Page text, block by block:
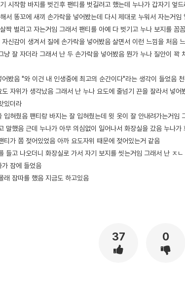
시작함 바지를 벗긴후 팬티를 벗길려고 했는데 누나가 갑자기 엎
서 똥꼬에 새끼 손가락을 넣어봤는데 다시 제대로 누워서 자는거임
짝 벌리고 자는거임 그래서 팬티를 아예 다 벗기고 누나 보지를 꼼
신감이 생겨서 질에 손가락을 넣어봤음 살면서 이런 느낌을 처음
냥 잘 자더라 그래서 난 두 손가락을 넣어봤음 뭔가 누나 질안이 꽉
봤음 "와 이건 내 인생중에 최고의 순간이다"라는 생각이 들었음
자위가 생각났음 그래서 난 누나 요도에 줄넘기 끈을 잘라서 넣
있더라
입혀줬음 팬티랑 바지는 잘 입혀줬는데 윗 옷이 잘 안내려가는거
말했음 근데 누나가 아무 의심없이 일어나서 화장실을 갔음 누나
티가 쫌 젖어있었음 아까 요도자위 때문에 젖어있는거 같음
들고 나오더니 화장실로 가서 자기 보지를 씻는거임 그래서 난 ㅈ
잠에 들었음
래 잠따를 했음 지금도 하고있음
37 0